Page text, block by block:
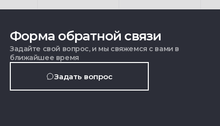
Форма обратной связи
Задайте свой вопрос, и мы свяжемся с вами в
ближайшее время
Задать вопрос